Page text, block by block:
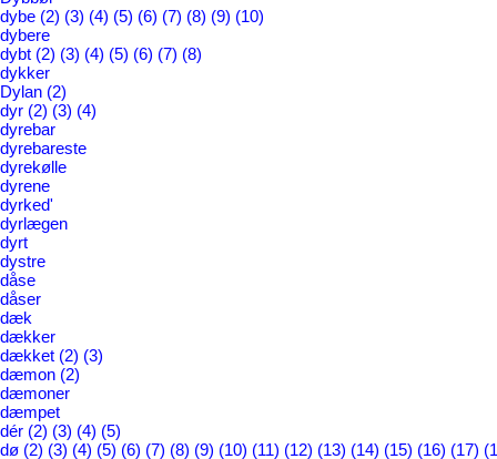
dybe (2) (3) (4) (5) (6) (7) (8) (9) (10)
dybere
dybt (2) (3) (4) (5) (6) (7) (8)
dykker
Dylan (2)
dyr (2) (3) (4)
dyrebar
dyrebareste
dyrekølle
dyrene
dyrked'
dyrlægen
dyrt
dystre
dåse
dåser
dæk
dækker
dækket (2) (3)
dæmon (2)
dæmoner
dæmpet
dér (2) (3) (4) (5)
dø (2) (3) (4) (5) (6) (7) (8) (9) (10) (11) (12) (13) (14) (15) (16) (17)